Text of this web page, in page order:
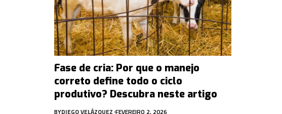
Fase de cria: Por que o manejo
correto define todo o ciclo
produtivo? Descubra neste artigo
BYDIEGO VELÁZQUEZ FEVEREIRO 2, 2026